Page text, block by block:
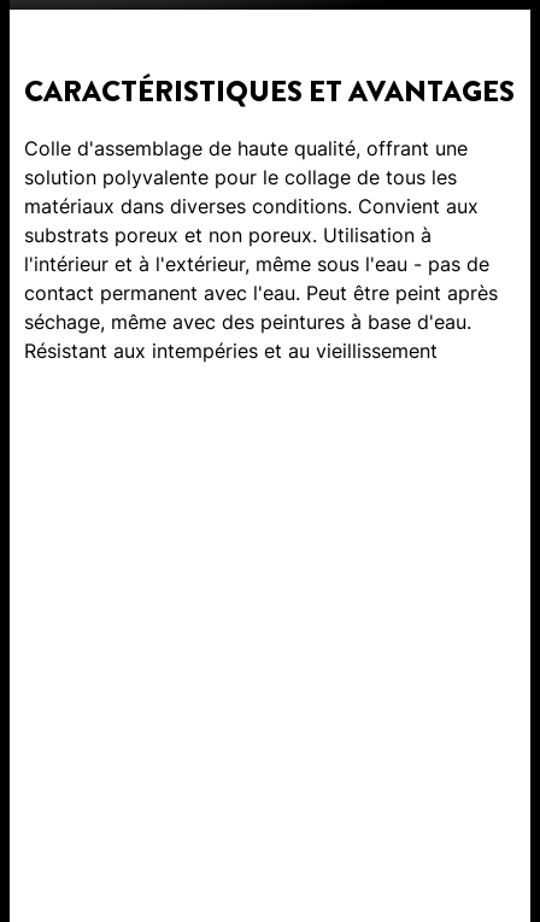
CARACTÉRISTIQUES ET AVANTAGES
Colle d'assemblage de haute qualité, offrant une
solution polyvalente pour le collage de tous les
matériaux dans diverses conditions. Convient aux
substrats poreux et non poreux. Utilisation à
l'intérieur et à l'extérieur, même sous l'eau - pas de
contact permanent avec l'eau. Peut être peint après
séchage, même avec des peintures à base d'eau.
Résistant aux intempéries et au vieillissement